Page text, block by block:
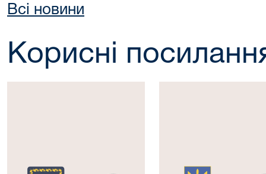
Всі новини
Корисні